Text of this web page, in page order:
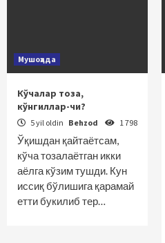
Мушоҳада
Кўчалар тоза,
кўнгиллар-чи?
5 yil oldin Behzod 1 798
Ўқишдан қайтаётсам,
кўча тозалаётган икки
аёлга кўзим тушди. Кун
иссиқ бўлишига қарамай
етти букилиб тер…